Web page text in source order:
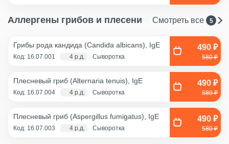
Аллергены грибов и плесени Смотреть все 5
Грибы рода кандида (Candida albicans), IgE
Код: 16.07.001 4 р.д. Сыворотка
490 ₽
580 ₽
Плесневый гриб (Alternaria tenuis), IgE
Код: 16.07.004 4 р.д. Сыворотка
490 ₽
580 ₽
Плесневый гриб (Aspergillus fumigatus), IgE
Код: 16.07.003 4 р.д. Сыворотка
490 ₽
580 ₽